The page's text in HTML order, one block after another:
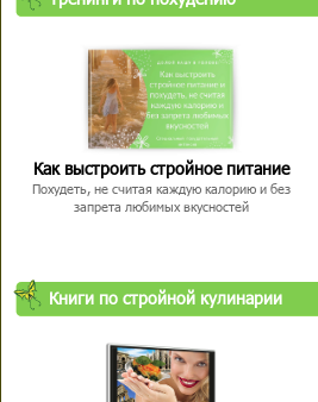
Как выстроить стройное питание
Похудеть, не считая каждую калорию и без
запрета любимых вкусностей
Книги по стройной кулинарии